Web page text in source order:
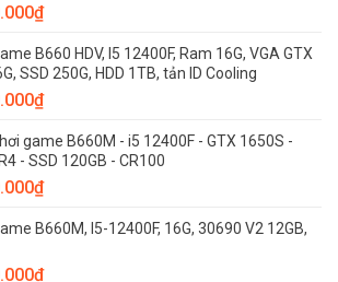
₫
B660 HDV, I5 12400F, Ram 16G, VGA GTX
SSD 250G, HDD 1TB, tản ID Cooling
₫
game B660M - i5 12400F - GTX 1650S -
- SSD 120GB - CR100
₫
B660M, I5-12400F, 16G, 30690 V2 12GB,
₫